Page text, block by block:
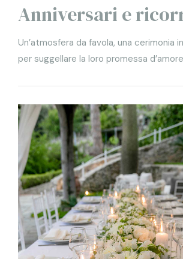
Anniversari e
Un’atmosfera da favola, una cerimonia
per suggellare la loro promessa